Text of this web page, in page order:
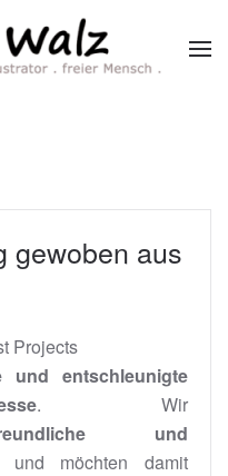
gewoben aus
Projects
und entschleunigte
. Wir
und
und möchten damit